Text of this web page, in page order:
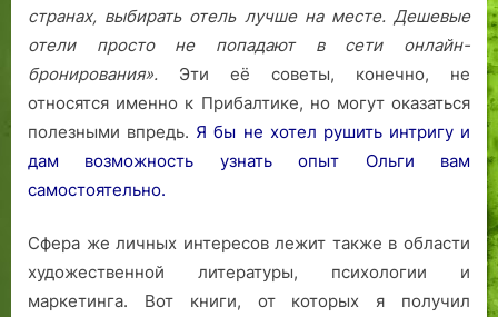
странах, выбирать отель лучше на месте. Дешевые
отели просто не попадают в сети онлайн-
бронирования». Эти её советы, конечно, не
относятся именно к Прибалтике, но могут оказаться
полезными впредь. Я бы не хотел рушить интригу и
дам возможность узнать опыт Ольги вам
самостоятельно.
Сфера же личных интересов лежит также в области
художественной литературы, психологии и
маркетинга. Вот книги, от которых я получил